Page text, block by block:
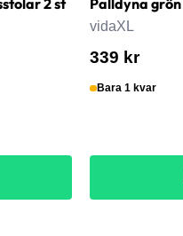
vidaXL
339 kr
Bara 1 kvar